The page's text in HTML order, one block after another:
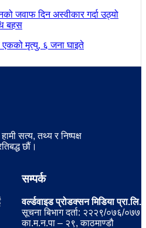
जवाफ दिन अस्वीकार गर्दा उठ्यो
बहस
एकको मृत्यु, ६ जना घाइते
सत्य, तथ्य र निष्पक्ष
छौं।
सम्पर्क
वर्ल्डवाइड प्रोडक्सन मिडिया प्रा.लि.
सूचना बिभाग दर्ता: २२२९/०७६/०७७
का.म.न.पा – २९, काठमाण्डौ